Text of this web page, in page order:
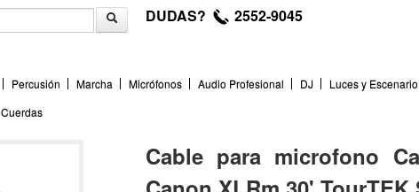
DUDAS? 2552-9045
Percusión Marcha Micrófonos Audio Profesional DJ
Luces y Escenario
Cuerdas
Cable para microfono